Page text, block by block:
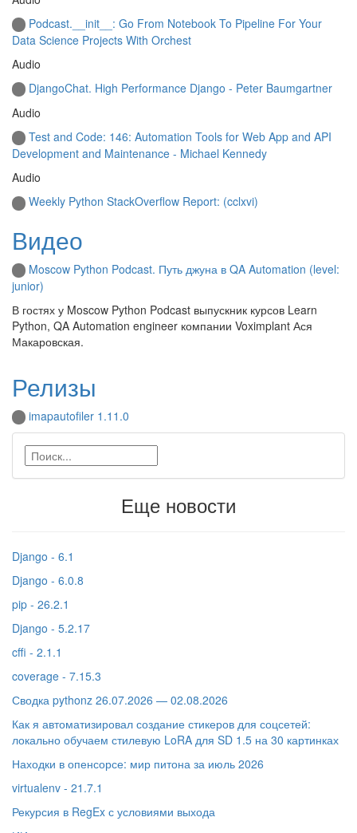
Podcast.__init__: Go From Notebook To Pipeline For Your
Data Science Projects With Orchest
Audio
DjangoChat. High Performance Django - Peter Baumgartner
Audio
Test and Code: 146: Automation Tools for Web App and API
Development and Maintenance - Michael Kennedy
Audio
Weekly Python StackOverflow Report: (cclxvi)
Видео
Moscow Python Podcast. Путь джуна в QA Automation (level:
junior)
В гостях у Moscow Python Podcast выпускник курсов Learn
Python, QA Automation engineer компании Voximplant Ася
Макаровская.
Релизы
imapautofiler 1.11.0
Еще новости
Django - 6.1
Django - 6.0.8
pip - 26.2.1
Django - 5.2.17
cffi - 2.1.1
coverage - 7.15.3
Сводка pythonz 26.07.2026 — 02.08.2026
Как я автоматизировал создание стикеров для соцсетей:
локально обучаем стилевую LoRA для SD 1.5 на 30 картинках
Находки в опенсорсе: мир питона за июль 2026
virtualenv - 21.7.1
Рекурсия в RegEx с условиями выхода